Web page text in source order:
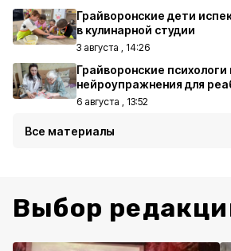
Грайворонские дети
в кулинарной студии
3 августа , 14:26
Грайворонские психологи
нейроупражнения для
6 августа , 13:52
Все материалы
Выбор